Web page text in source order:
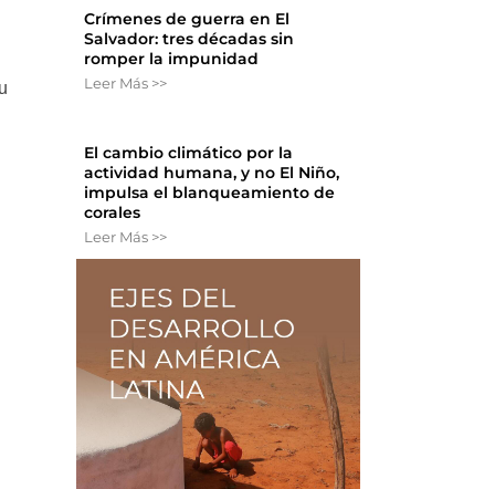
Crímenes de guerra en El
Salvador: tres décadas sin
romper la impunidad
Leer Más >>
El cambio climático por la
actividad humana, y no El Niño,
impulsa el blanqueamiento de
corales
Leer Más >>